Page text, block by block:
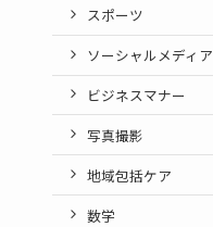
スポーツ
ソーシャルメディア
ビジネスマナー
写真撮影
地域包括ケア
数学